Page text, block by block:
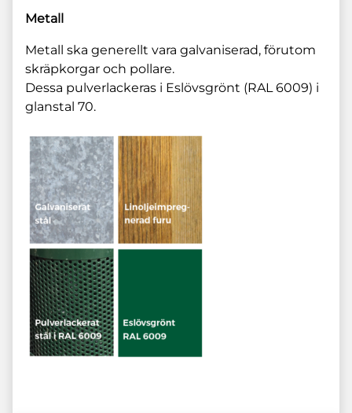
Metall
Metall ska generellt vara galvaniserad, förutom
skräpkorgar och pollare.
Dessa pulverlackeras i Eslövsgrönt (RAL 6009) i
glanstal 70.